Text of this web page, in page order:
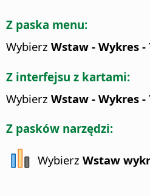
Z paska menu:
Wybierz Wstaw - Wykres
Z interfejsu z kartami:
Wybierz Wstaw - Wykres
Z pasków narzędzi:
WybierzWstaw